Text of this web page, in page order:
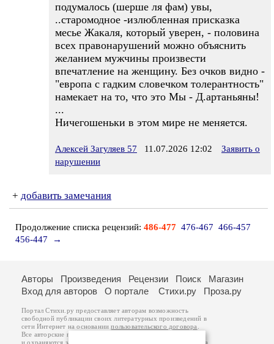
подумалось (шерше ля фам) увы,
..старомодное -излюбленная присказка
месье Жакаля, который уверен, - половина
всех правонарушений можно объяснить
желанием мужчины произвести
впечатление на женщину. Без очков видно -
"европа с гадким словечком толерантность"
намекает на то, что это Мы - Д.артаньяны!
...
Ничегошеньки в этом мире не меняется.
Алексей Загуляев 57 11.07.2026 12:02
Заявить о
нарушении
+ добавить замечания
Продолжение списка рецензий: 486-477 476-467 466-457
456-447
→
Авторы Произведения Рецензии Поиск
Магазин
Вход для авторов
О портале Стихи.ру Проза.ру
Портал Стихи.ру предоставляет авторам возможность
свободной публикации своих литературных произведений в
сети Интернет на основаниипользовательского договора
Все авторские права на произведения принадлежат авторам
и охраняются законом . Перепечатка произведений возможна